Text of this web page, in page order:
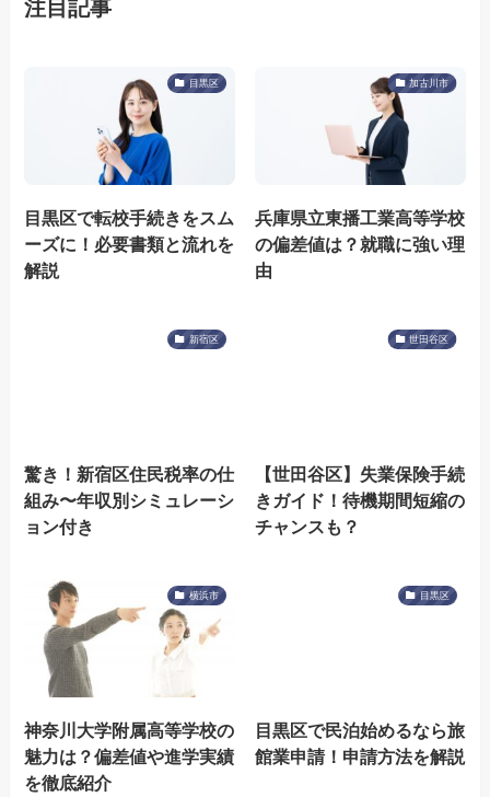
注目記事
目黒区
目黒区で転校手続きをスム
ーズに！必要書類と流れを
解説
加古川市
兵庫県立東播工業高等学校
の偏差値は？就職に強い理
由
新宿区
驚き！新宿区住民税率の仕
組み〜年収別シミュレーシ
ョン付き
世田谷区
【世田谷区】失業保険手続
きガイド！待機期間短縮の
チャンスも？
横浜市
神奈川大学附属高等学校の
魅力は？偏差値や進学実績
を徹底紹介
目黒区
目黒区で民泊始めるなら旅
館業申請！申請方法を解説